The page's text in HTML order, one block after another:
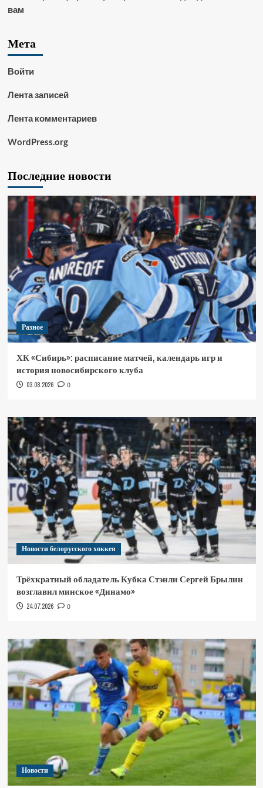
вам
Мета
Войти
Лента записей
Лента комментариев
WordPress.org
Последние новости
Разное
ХК «Сибирь»: расписание матчей, календарь игр и
история новосибирского клуба
03.08.2026 0
Новости белорусского хоккея
Трёхкратный обладатель Кубка Стэнли Сергей Брылин
возглавил минское «Динамо»
24.07.2026 0
Новости